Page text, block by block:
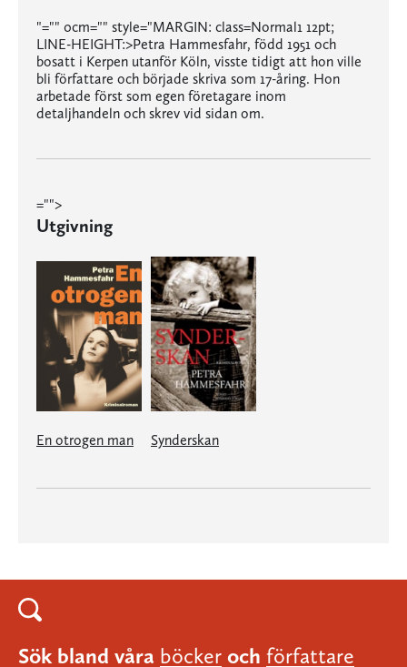
"="" 0cm="" style="MARGIN: class=Normal1 12pt;
LINE-HEIGHT:>Petra Hammesfahr, född 1951 och
bosatt i Kerpen utanför Köln, visste tidigt att hon ville
bli författare och började skriva som 17-åring. Hon
arbetade först som egen företagare inom
detaljhandeln och skrev vid sidan om.
="">
Utgivning
En otrogen man Synderskan
Sök bland våra böcker och författare